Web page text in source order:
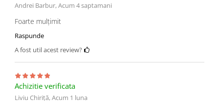
Andrei Barbur,Acum 4 saptamani
Foarte mulțimit
Raspunde
A fost util acest review?
Achizitie verificata
Liviu Chiriță,Acum 1 luna